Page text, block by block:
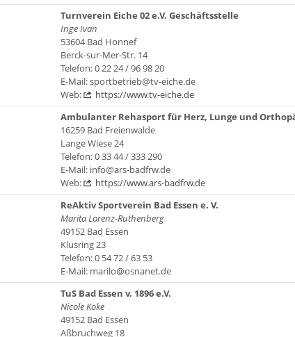
Turnverein Eiche 02 e.V. Geschäftsstelle
Inge Ivan
53604 Bad Honnef
Berck-sur-Mer-Str. 14
Telefon: 0 22 24 / 96 98 20
E-Mail: sportbetrieb@tv-eiche.de
Web:
https://www.tv-eiche.de
Ambulanter Rehasport für Herz, Lunge und
16259 Bad Freienwalde
Lange Wiese 24
Telefon: 0 33 44 / 333 290
E-Mail: info@ars-badfrw.de
Web:
https://www.ars-badfrw.de
ReAktiv Sportverein Bad Essen e. V.
Marita Lorenz-Ruthenberg
49152 Bad Essen
Klusring 23
Telefon: 0 54 72 / 63 53
E-Mail: marilo@osnanet.de
TuS Bad Essen v. 1896 e.V.
Nicole Koke
49152 Bad Essen
Aßbruchweg 18